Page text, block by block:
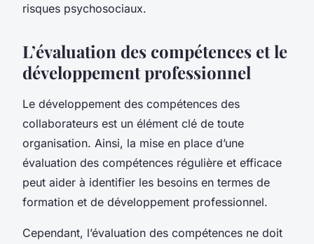
risques psychosociaux.
L’évaluation des compétences et le
développement professionnel
Le développement des compétences des
collaborateurs est un élément clé de toute
organisation. Ainsi, la mise en place d’une
évaluation des compétences régulière et efficace
peut aider à identifier les besoins en termes de
formation et de développement professionnel.
Cependant, l’évaluation des compétences ne doit